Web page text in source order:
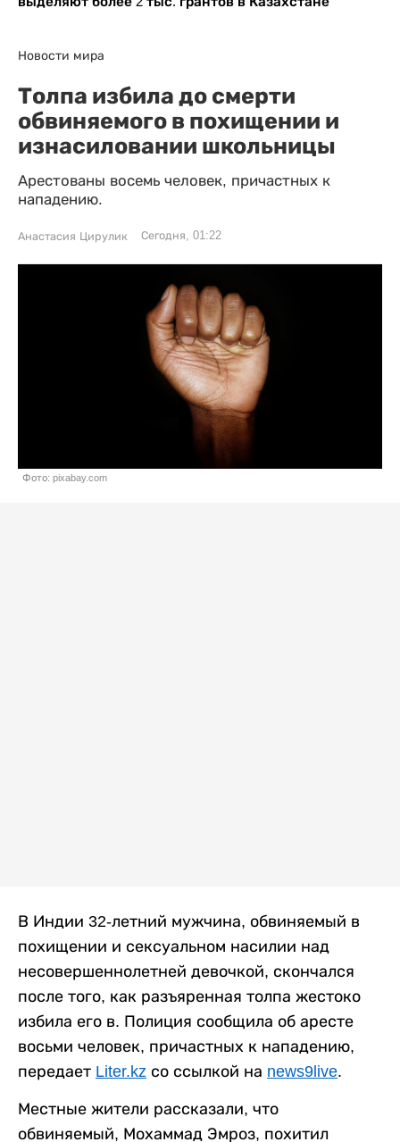
Новости мира
Толпа избила до смерти
обвиняемого в похищении и
изнасиловании школьницы
Арестованы восемь человек, причастных к
нападению.
Анастасия Цирулик Сегодня, 01:22
Фото: pixabay.com
В Индии 32-летний мужчина, обвиняемый в
похищении и сексуальном насилии над
несовершеннолетней девочкой, скончался
после того, как разъяренная толпа жестоко
избила его в. Полиция сообщила об аресте
восьми человек, причастных к нападению,
передает Liter.kz со ссылкой на news9live.
Местные жители рассказали, что
обвиняемый, Мохаммад Эмроз, похитил